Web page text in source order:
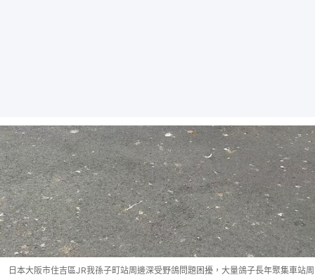
日本大阪市住吉區JR我孫子町站周邊深受野鴿問題困擾，大量鴿子長年聚集車站周